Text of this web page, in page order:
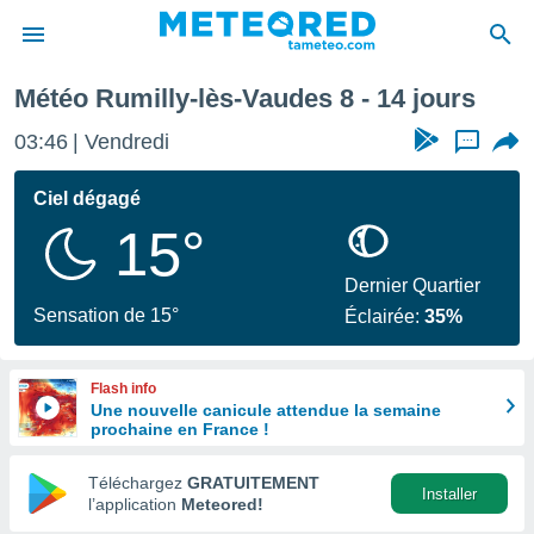
de
en
Météo Rumilly-lès-Vaudes 8 - 14 jours
03:46 Vendredi ...
Ciel dégagé
15°
Sensation de 15°
Dernier Quartier
Éclairée:35%
Flash info
Une nouvelle canicule attendue la semaine
prochaine en France !
Téléchargez GRATUITEMENT
l’application Meteored!
Installer